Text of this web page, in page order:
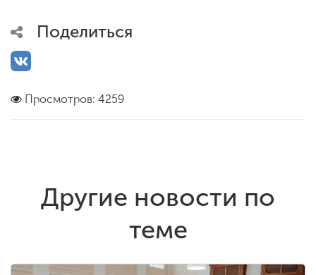
Поделиться
Просмотров: 4259
Другие новости по
теме